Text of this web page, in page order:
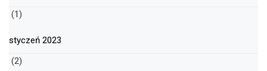
(1)
styczeń 2023
(2)